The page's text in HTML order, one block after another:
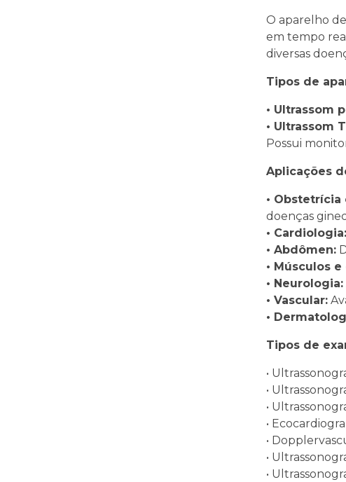
O aparelho
em tempo
diversas
Tipos de
• Ultrassom
• Ultrassom
Possui
Aplicações
•
doenças
• Cardiologia:
• Abdômen:
• Músculos e
• Neurologia:
• Vascular:
•
Tipos de
•
•
•
•
•
•
•